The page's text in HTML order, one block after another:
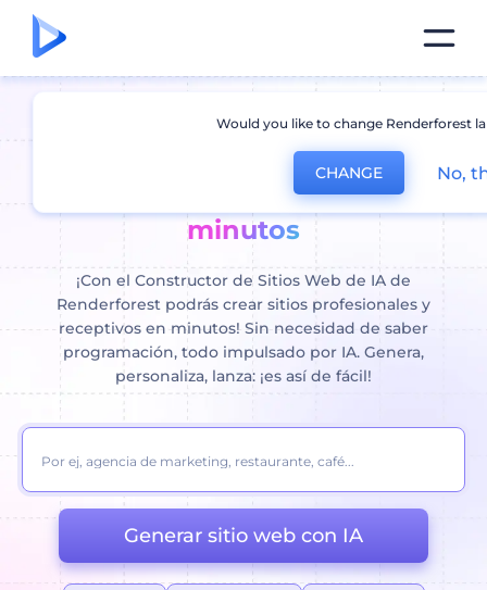
Crear página web con IA: crear
un sitio web profesional en
minutos
¡Con el Constructor de Sitios Web de IA de
Renderforest podrás crear sitios profesionales y
receptivos en minutos! Sin necesidad de saber
programación, todo impulsado por IA. Genera,
personaliza, lanza: ¡es así de fácil!
Generar sitio web con IA
Would you like to change Renderforest
CHANGE No,